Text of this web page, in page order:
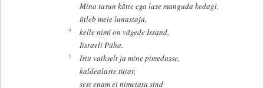
Mina tasun kätte ega lase manguda kedagi,
ütleb meie lunastaja,
4
kelle nimi on vägede Issand,
Iisraeli Püha.
5
Istu vaikselt ja mine pimedusse,
kaldealaste tütar,
sest enam ei nimetata sind